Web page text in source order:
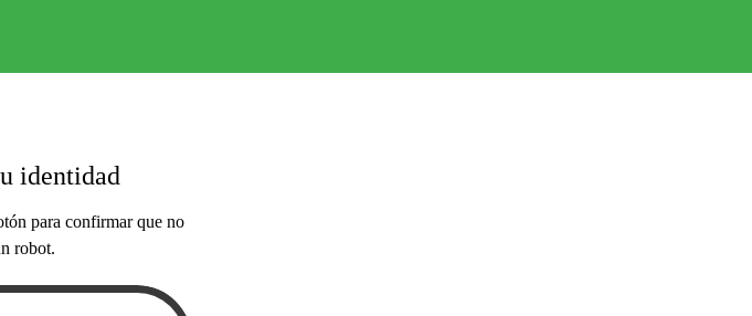
identidad
para confirmar que no
robot.